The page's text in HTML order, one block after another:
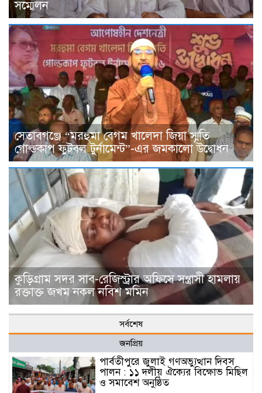
সম্মেলন
সেতাবগঞ্জে “মরহুমা বেগম খালেদা জিয়া স্মৃতি
গোল্ডকাপ ফুটবল টুর্নামেন্ট”-এর জমকালো উদ্বোধন
কুড়িগ্রাম সদর সাব-রেজিস্ট্রার অফিসে সন্ত্রাসী হামলায়
রক্তাক্ত জখম নকল নবিশ মমিন
সর্বশেষ
জনপ্রিয়
পার্বতীপুরে জুলাই গণঅভ্যুত্থান দিবস
পালন : ১১ দলীয় ঐক্যের বিক্ষোভ মিছিল
ও সমাবেশ অনুষ্ঠিত